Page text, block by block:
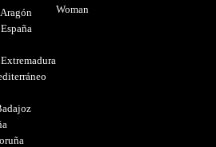
Woman